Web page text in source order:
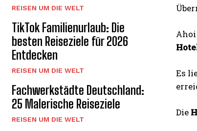
REISEN UM DIE WELT
TikTok Familienurlaub: Die
besten Reiseziele für 2026
Entdecken
REISEN UM DIE WELT
Fachwerkstädte Deutschland:
25 Malerische Reiseziele
REISEN UM DIE WELT
Es
Die